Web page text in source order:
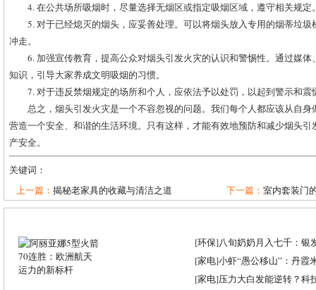
4. 在公共场所吸烟时，尽量选择无烟区或指定吸烟区域，遵守相关规定
5. 对于已经熄灭的烟头，应妥善处理。可以将烟头放入专用的烟蒂垃
冲走。
6. 加强宣传教育，提高公众对烟头引发火灾的认识和警惕性。通过媒
知识，引导大家养成文明吸烟的习惯。
7. 对于违反禁烟规定的场所和个人，应依法予以处罚，以起到警示和震
总之，烟头引发火灾是一个不容忽视的问题。我们每个人都应该从自
营造一个安全、和谐的生活环境。只有这样，才能有效地预防和减少烟头
产安全。
关键词：
上一篇： 揭秘老家具的收藏与清洁之道 下一篇： 室内套装门
[环保]八旬奶奶月入七千：银
[家电]小虾“愚公移山”：丹霞
[家电]压力大白发能逆转？科